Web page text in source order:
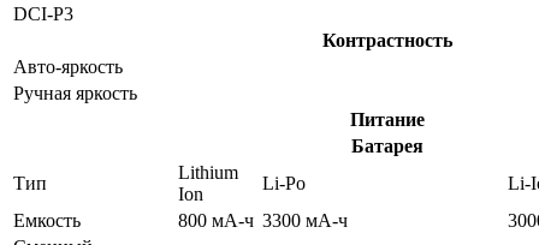
DCI-P3
Контрастность
Авто-яркость
Ручная яркость
Питание
Батарея
Тип
Lithium
Ion
Li-Po
Li-
Емкость
800 мА-ч 3300 мА-ч